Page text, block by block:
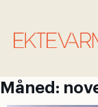
Måned: